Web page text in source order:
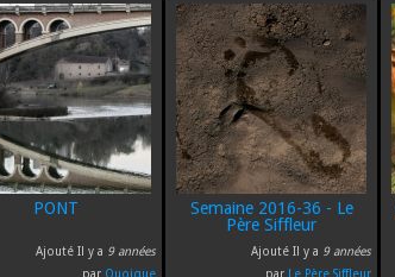
PONT
Ajouté Il y a 9 années
par Quoique
Semaine 2016-36 - Le
Père Siffleur
Ajouté Il y a 9 années
par Le Père Siffleur